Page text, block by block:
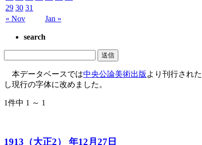
« Nov Jan »
29 30 31
search
本データベースでは中央公論美術出版 より刊行され
し現行の字体に改めました。
1件中 1 ～ 1
1913（大正2） 年12月27日